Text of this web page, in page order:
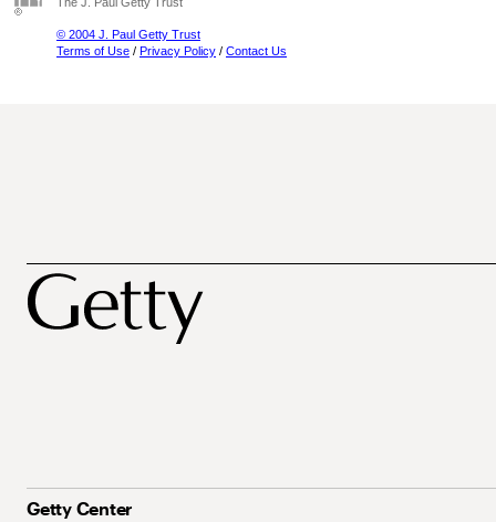
© 2004 J. Paul Getty Trust
Terms of Use / Privacy Policy / Contact Us
Getty Center